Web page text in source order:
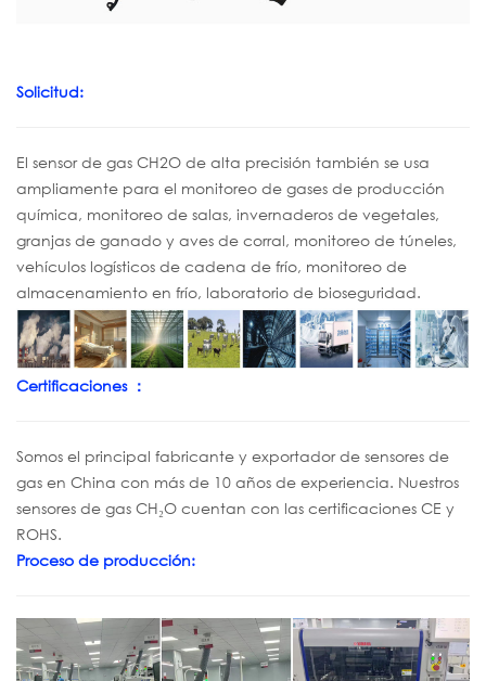
Solicitud:
El sensor de gas CH2O de alta precisión también se usa
ampliamente para el monitoreo de gases de producción
química, monitoreo de salas, invernaderos de vegetales,
granjas de ganado y aves de corral, monitoreo de túneles,
vehículos logísticos de cadena de frío, monitoreo de
almacenamiento en frío, laboratorio de bioseguridad.
Certificaciones ：
Somos el principal fabricante y exportador de sensores de
gas en China con más de 10 años de experiencia. Nuestros
sensores de gas CH₂O cuentan con las certificaciones CE y
ROHS.
Proceso de producción: